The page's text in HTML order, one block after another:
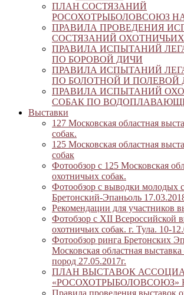
ПЛАН СОСТЯЗАНИЙ
РОСОХОТРЫБОЛОВСОЮЗ НА
ПРАВИЛА ПРОВЕДЕНИЯ
СОСТЯЗАНИЙ
ПРАВИЛА ИСПЫТАНИЙ
ПО БОРОВОЙ ДИЧИ
ПРАВИЛА ИСПЫТАНИЙ
ПО БОЛОТНОЙ И ПОЛЕВОЙ
ПРАВИЛА ИСПЫТАНИЙ
СОБАК ПО
Выставки
127 Московская областная
собак.
125 Московская областная
собак
Фотообзор с 125 Московская
охотничьих собак.
Фотообзор с выводки молодых
Бретонский-Эпаньоль
Рекомендации для участников
Фотобзор с XII Всероссийской
охотничьих собак. г. Тула. 10-
Фотообзор ринга Бретонских
Московская областная
пород 27.05.2017г.
ПЛАН ВЫСТАВОК
«РОСОХОТРЫБОЛОВСОЮЗ»
Правила проведения выставок